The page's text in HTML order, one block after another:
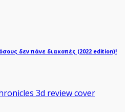
δεν πάνε διακοπές (2022 edition)!